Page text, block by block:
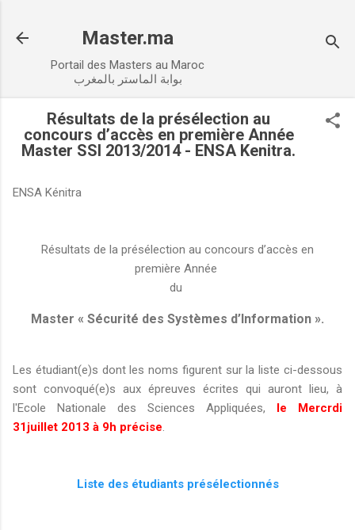
Master.ma
Portail des Masters au Maroc
بوابة الماستر بالمغرب
Résultats de la présélection au
concours d’accès en première Année
Master SSI 2013/2014 - ENSA Kenitra.
ENSA Kénitra
Résultats de la présélection au concours d’accès en
première Année
du
Master « Sécurité des Systèmes d’Information ».
Les étudiant(e)s dont les noms figurent sur la liste ci-dessous
sont convoqué(e)s aux épreuves écrites qui auront lieu, à
l'Ecole Nationale des Sciences Appliquées, le Mercrdi
31juillet 2013 à 9h précise
Liste des étudiants présélectionnés